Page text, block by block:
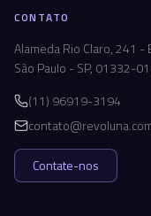
CONTATO
Alameda Rio Claro, 241 -
São Paulo - SP, 01332-
(11) 96919-3194
Contate-nos